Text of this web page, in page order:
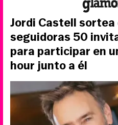
Jordi Castell
seguidoras 50
para participar en
hour junto a él